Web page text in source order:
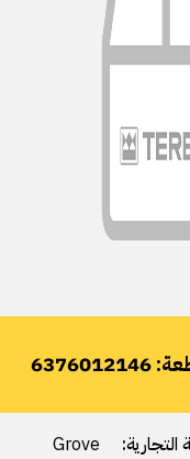
6376012146
التجارية: